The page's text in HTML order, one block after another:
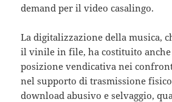
demand per il video casalingo.
La digitalizzazione della musica,
il vinile in file, ha costituito anche
posizione vendicativa nei
nel supporto di trasmissione
download abusivo e selvaggio,